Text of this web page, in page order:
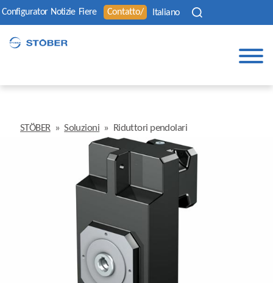
Configurator Notizie Fiere Contatto/ Italiano
STÖBER » Soluzioni » Riduttori pendolari